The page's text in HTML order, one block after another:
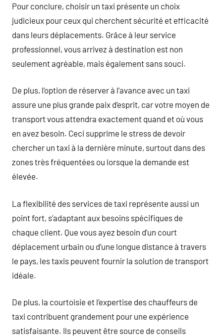
Pour conclure, choisir un taxi présente un choix
judicieux pour ceux qui cherchent sécurité et efficacité
dans leurs déplacements. Grâce à leur service
professionnel, vous arrivez à destination est non
seulement agréable, mais également sans souci.
De plus, l’option de réserver à l’avance avec un taxi
assure une plus grande paix d’esprit, car votre moyen de
transport vous attendra exactement quand et où vous
en avez besoin. Ceci supprime le stress de devoir
chercher un taxi à la dernière minute, surtout dans des
zones très fréquentées ou lorsque la demande est
élevée.
La flexibilité des services de taxi représente aussi un
point fort, s’adaptant aux besoins spécifiques de
chaque client. Que vous ayez besoin d’un court
déplacement urbain ou d’une longue distance à travers
le pays, les taxis peuvent fournir la solution de transport
idéale.
De plus, la courtoisie et l’expertise des chauffeurs de
taxi contribuent grandement pour une expérience
satisfaisante. Ils peuvent être source de conseils